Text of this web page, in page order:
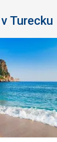
Turecku